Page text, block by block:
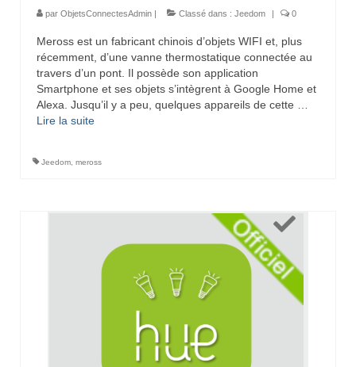
par ObjetsConnectesAdmin | Classé dans : Jeedom | 0
Meross est un fabricant chinois d’objets WIFI et, plus
récemment, d’une vanne thermostatique connectée au
travers d’un pont. Il possède son application
Smartphone et ses objets s’intègrent à Google Home et
Alexa. Jusqu’il y a peu, quelques appareils de cette …
Lire la suite­­
Jeedom meross